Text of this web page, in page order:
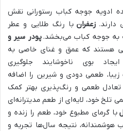
ادویه جوجه کباب رستورانی نقش
دارند. زعفران با رنگ طلایی و عطر
به جوجه کباب می‌بخشد.پودر سیر و
هستند که عمق و غنای خاصی به
بوی ناخوشایند جلوگیری
زیبا، طعمی دودی و شیرین را اضافه
تعادل طعمی و رنگ‌پذیری بهتر کمک
تلخ خود، لایه‌ای از طعم مدیترانه‌ای
با گرمای مطبوع خود، طعم را زنده و
هوشمندانه، نتیجه سال‌ها تجربه و